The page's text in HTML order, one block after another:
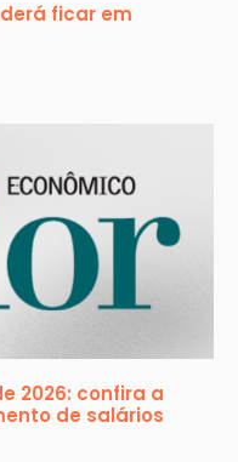
ficar em
2026: confira a
de salários